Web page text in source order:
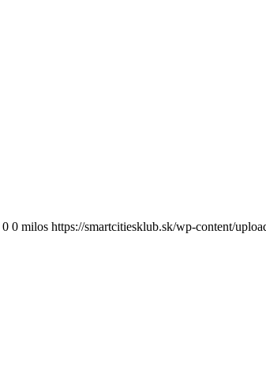
0 0 milos https://smartcitiesklub.sk/wp-content/